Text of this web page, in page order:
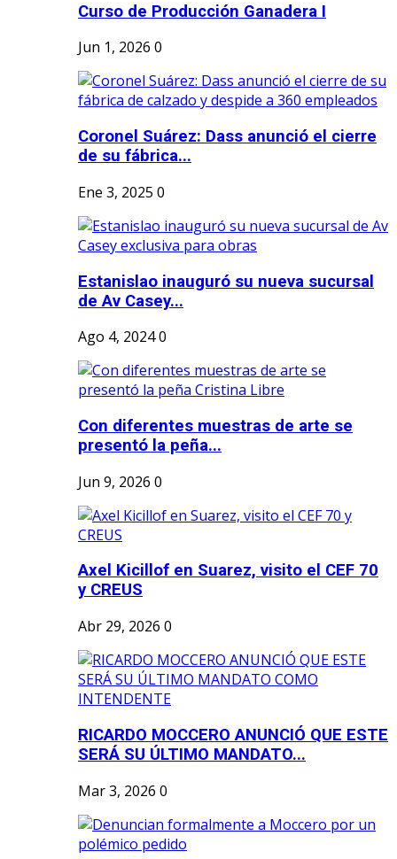
Curso de Producción Ganadera I
Jun 1, 2026 0
Coronel Suárez: Dass anunció el cierre
de su fábrica...
Ene 3, 2025 0
Estanislao inauguró su nueva sucursal
de Av Casey...
Ago 4, 20240
Con diferentes muestras de arte se
presentó la peña...
Jun 9, 2026 0
Axel Kicillof en Suarez, visito el CEF 70
y CREUS
Abr 29, 2026 0
RICARDO MOCCERO ANUNCIÓ QUE ESTE
SERÁ SU ÚLTIMO MANDATO...
Mar 3, 2026 0